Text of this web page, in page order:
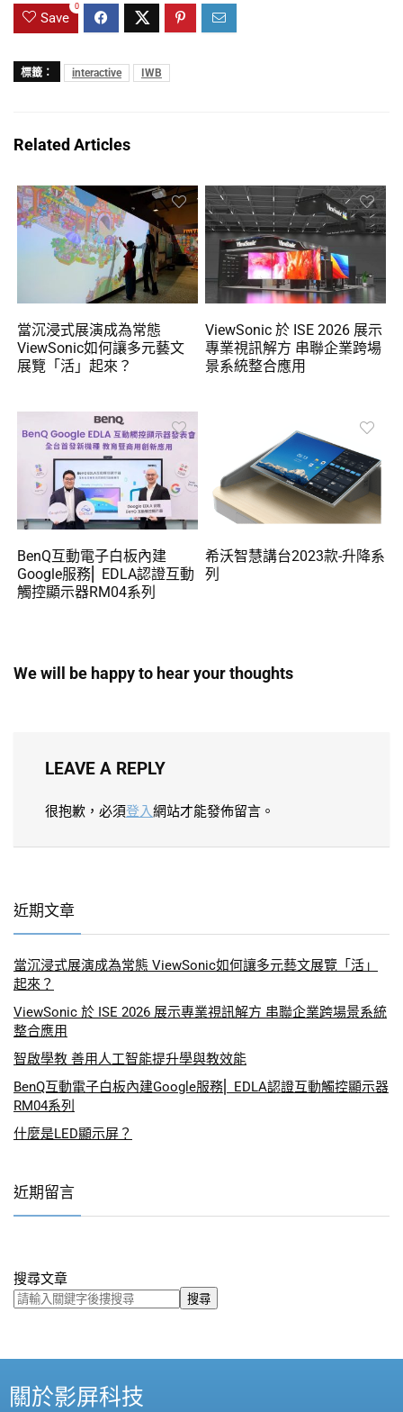
Save
0
標籤： interactive IWB
Related Articles
當沉浸式展演成為常態
ViewSonic如何讓多元藝文
展覽「活」起來？
ViewSonic 於 ISE 2026 展示
專業視訊解方 串聯企業跨場
景系統整合應用
BenQ互動電子白板內建
Google服務⎜ EDLA認證互動
觸控顯示器RM04系列
希沃智慧講台2023款-升降系
列
We will be happy to hear your thoughts
LEAVE A REPLY
很抱歉，必須登入網站才能發佈留言。
近期文章
當沉浸式展演成為常態 ViewSonic如何讓多元藝文展覽「活」
起來？
ViewSonic 於 ISE 2026 展示專業視訊解方 串聯企業跨場景系統
整合應用
智啟學教 善用人工智能提升學與教效能
BenQ互動電子白板內建Google服務⎜ EDLA認證互動觸控顯示器
RM04系列
什麼是LED顯示屏？
近期留言
搜尋文章
搜尋
關於影屏科技